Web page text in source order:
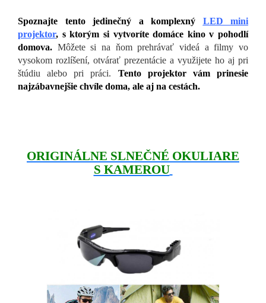
Spoznajte tento jedinečný a komplexný LED mini
projektor, s ktorým si vytvoríte domáce kino v pohodlí
domova. Môžete si na ňom prehrávať videá a filmy vo
vysokom rozlíšení, otvárať prezentácie a využijete ho aj pri
štúdiu alebo pri práci. Tento projektor vám prinesie
najzábavnejšie chvíle doma, ale aj na cestách.
ORIGINÁLNE SLNEČNÉ OKULIARE
S KAMEROU